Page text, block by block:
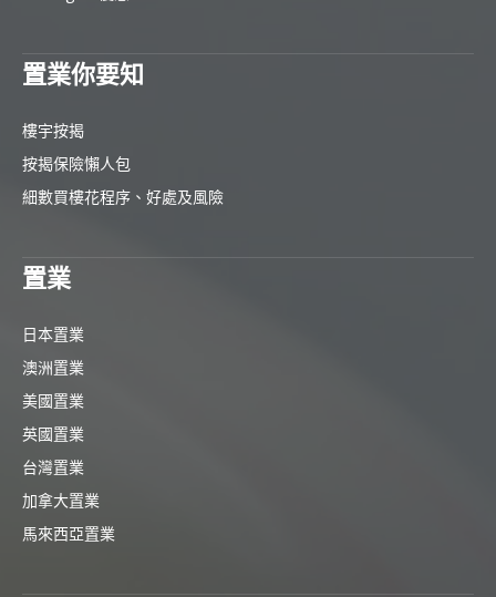
置業你要知
樓宇按揭
按揭保險懶人包
細數買樓花程序、好處及風險
置業
日本置業
澳洲置業
美國置業
英國置業
台灣置業
加拿大置業
馬來西亞置業